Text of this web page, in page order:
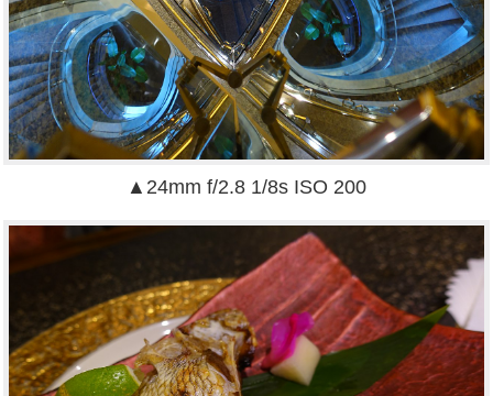
▲24mm f/2.8 1/8s ISO 200